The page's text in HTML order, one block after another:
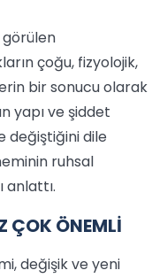
çoğu, fizyolojik,
bir sonucu olarak
yapı ve şiddet
değiştiğini dile
ruhsal
anlattı.
ÇOK ÖNEMLİ
değişik ve yeni